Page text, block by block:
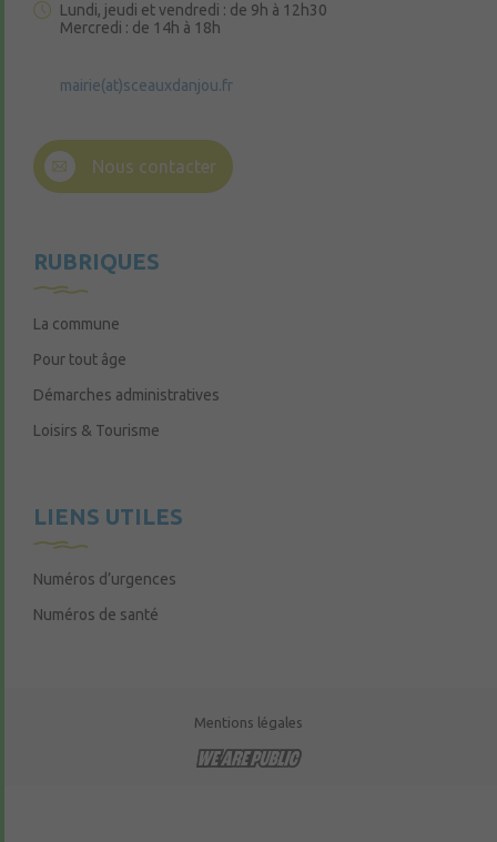
Lundi, jeudi et vendredi : de 9h à 12h30
Mercredi : de 14h à 18h
mairie(at)sceauxdanjou.fr
Nous contacter
RUBRIQUES
La commune
Pour tout âge
Démarches administratives
Loisirs & Tourisme
LIENS UTILES
Numéros d’urgences
Numéros de santé
Mentions légales